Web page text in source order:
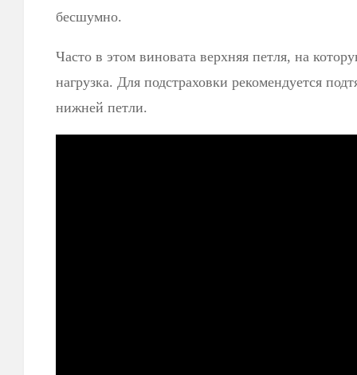
бесшумно.
Часто в этом виновата верхняя петля, на
нагрузка. Для подстраховки рекомендуется
нижней петли.